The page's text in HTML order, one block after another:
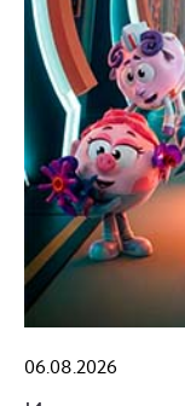
06.08.2026